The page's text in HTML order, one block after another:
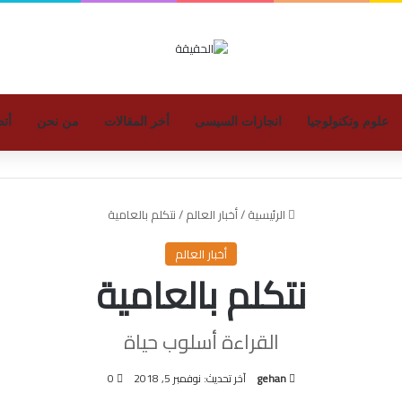
علوم وتكنولوجيا انجازات السيسى أخر المقالات من نحن
الرئيسية/أخبار العالم/نتكلم بالعامية
أخبار العالم
نتكلم بالعامية
القراءة أسلوب حياة
gehan آخر تحديث: نوفمبر 5, 2018 0